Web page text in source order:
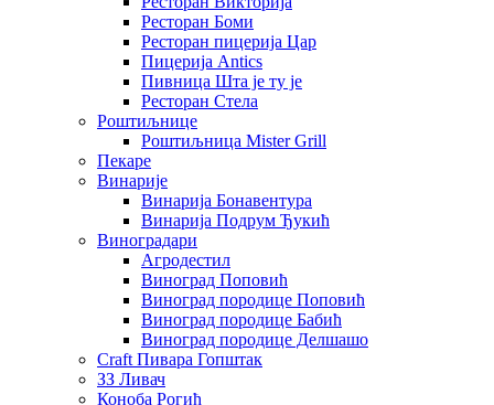
Ресторан Боми
Ресторан пицерија Цар
Пицерија Аntics
Пивница Шта је ту је
Ресторан Стела
Роштиљнице
Роштиљница Mister Grill
Пекаре
Винарије
Винарија Бонавентура
Винарија Подрум Ђукић
Виноградари
Агродестил
Виноград Поповић
Виноград породице Поповић
Виноград породице Бабић
Виноград породице Делшашо
Craft Пивара Гопштак
ЗЗ Ливач
Коноба Рогић